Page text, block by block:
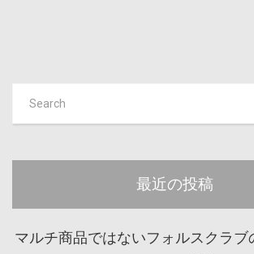
最近の投稿
マルチ商品ではないフォルスクラブ